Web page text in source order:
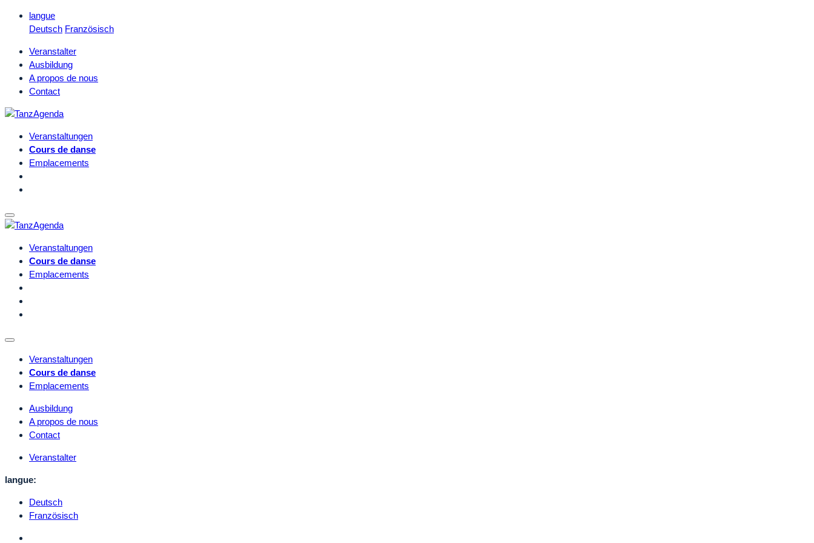
langue
Deutsch Französisch
Veranstalter
Ausbildung
A propos de nous
Contact
Veranstaltungen
Cours de danse
Emplacements
Veranstaltungen
Cours de danse
Emplacements
Veranstaltungen
Cours de danse
Emplacements
Ausbildung
A propos de nous
Contact
Veranstalter
langue:
Deutsch
Französisch